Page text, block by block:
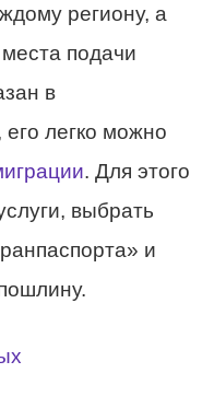
региону, а
подачи
в
легко можно
. Для этого
выбрать
и